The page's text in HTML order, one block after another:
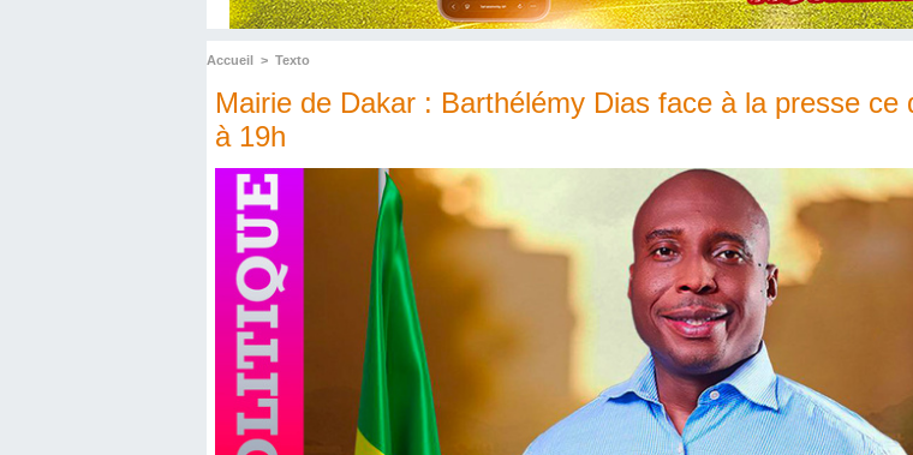
Accueil > Texto
Mairie de Dakar : Barthélémy Dias face à la presse ce
à 19h